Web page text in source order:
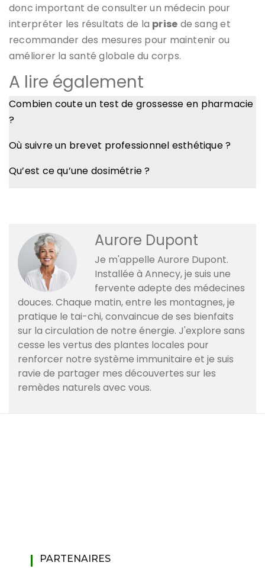
donc important de consulter un médecin pour
interpréter les résultats de la prise de sang et
recommander des mesures pour maintenir ou
améliorer la santé globale du corps.
A lire également
Combien coute un test de grossesse en pharmacie
?
Où suivre un brevet professionnel esthétique ?
Qu’est ce qu’une dosimétrie ?
Aurore Dupont
Je m'appelle Aurore Dupont.
Installée à Annecy, je suis une
fervente adepte des médecines
douces. Chaque matin, entre les montagnes, je
pratique le tai-chi, convaincue de ses bienfaits
sur la circulation de notre énergie. J'explore sans
cesse les vertus des plantes locales pour
renforcer notre système immunitaire et je suis
ravie de partager mes découvertes sur les
remèdes naturels avec vous.
PARTENAIRES